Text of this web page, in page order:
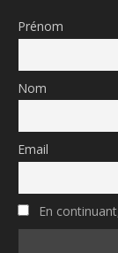
Prénom
Nom
Email
En